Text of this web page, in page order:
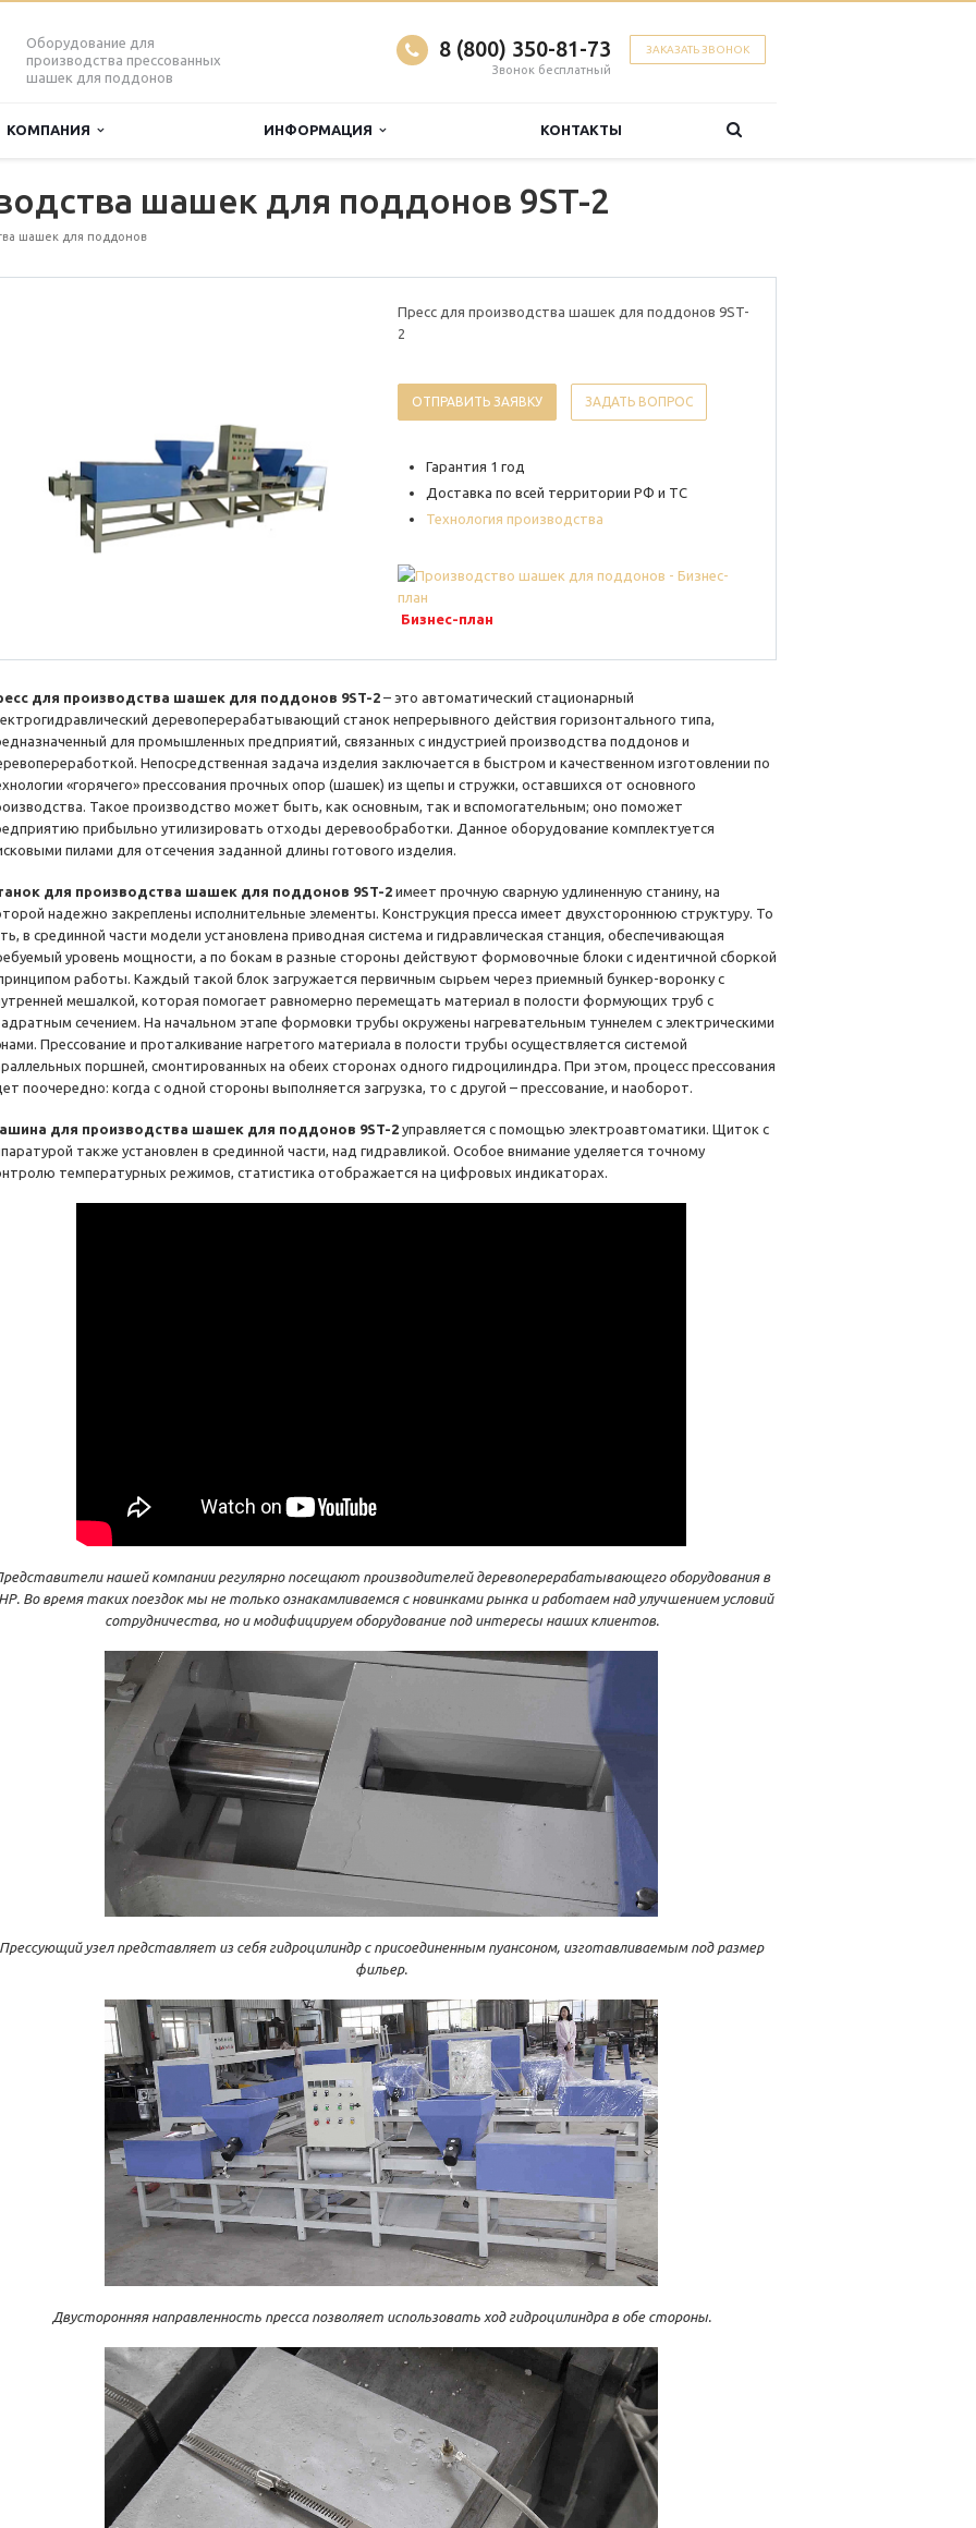
Оборудование для
производства прессованных
шашек для поддонов
ЗАКАЗАТЬ ЗВОНОК
8 (800) 350-81-73
Звонок бесплатный
КОМПАНИЯ ИНФОРМАЦИЯ КОНТАКТЫ
шашек для поддонов 9ST-2
шашек для поддонов
Пресс для производства шашек для поддонов 9ST-
2
ОТПРАВИТЬ ЗАЯВКУ ЗАДАТЬ ВОПРОС
Гарантия 1 год
Доставка по всей территории РФ и ТС
Технология производства
Бизнес-план
для производства шашек для поддонов 9ST-2 – это автоматический стационарный
деревоперерабатывающий станок непрерывного действия горизонтального типа,
для промышленных предприятий, связанных с индустрией производства поддонов и
Непосредственная задача изделия заключается в быстром и качественном изготовлении по
«горячего» прессования прочных опор (шашек) из щепы и стружки, оставшихся от основного
Такое производство может быть, как основным, так и вспомогательным; оно поможет
прибыльно утилизировать отходы деревообработки. Данное оборудование комплектуется
пилами для отсечения заданной длины готового изделия.
для производства шашек для поддонов 9ST-2 имеет прочную сварную удлиненную станину, на
надежно закреплены исполнительные элементы. Конструкция пресса имеет двухстороннюю структуру. То
в срединной части модели установлена приводная система и гидравлическая станция, обеспечивающая
уровень мощности, а по бокам в разные стороны действуют формовочные блоки с идентичной сборкой
работы. Каждый такой блок загружается первичным сырьем через приемный бункер-воронку с
мешалкой, которая помогает равномерно перемещать материал в полости формующих труб с
сечением. На начальном этапе формовки трубы окружены нагревательным туннелем с электрическими
Прессование и проталкивание нагретого материала в полости трубы осуществляется системой
поршней, смонтированных на обеих сторонах одного гидроцилиндра. При этом, процесс прессования
поочередно: когда с одной стороны выполняется загрузка, то с другой – прессование, и наоборот.
для производства шашек для поддонов 9ST-2 управляется с помощью электроавтоматики. Щиток с
также установлен в срединной части, над гидравликой. Особое внимание уделяется точному
температурных режимов, статистика отображается на цифровых индикаторах.
нашей компании регулярно посещают производителей деревоперерабатывающего оборудования в
Во время таких поездок мы не только ознакамливаемся с новинками рынка и работаем над улучшением условий
сотрудничества, но и модифицируем оборудование под интересы наших клиентов.
Прессующий узел представляет из себя гидроцилиндр с присоединенным пуансоном, изготавливаемым под размер
фильер.
Двусторонняя направленность пресса позволяет использовать ход гидроцилиндра в обе стороны.